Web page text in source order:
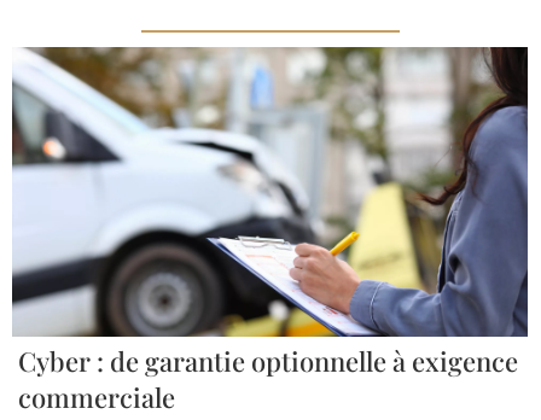
Cyber : de garantie optionnelle à exigence
commerciale